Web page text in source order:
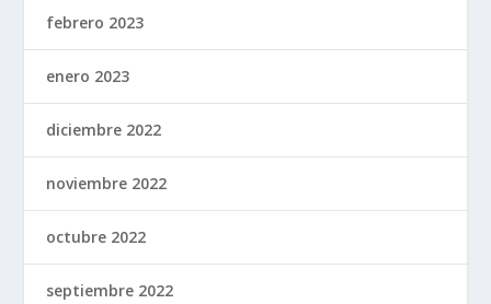
febrero 2023
enero 2023
diciembre 2022
noviembre 2022
octubre 2022
septiembre 2022